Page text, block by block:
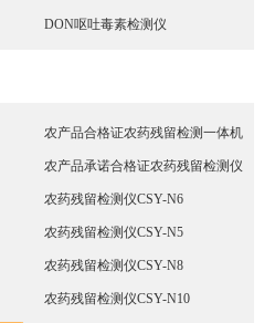
DON呕吐毒素检测仪
农产品合格证农药残留检测一体机
农产品承诺合格证农药残留检测仪
农药残留检测仪CSY-N6
农药残留检测仪CSY-N5
农药残留检测仪CSY-N8
农药残留检测仪CSY-N10